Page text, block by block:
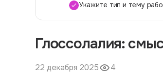
Укажите тип и тему
Глоссолалия:
22 декабря 2025 4